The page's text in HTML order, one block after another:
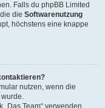
Falls du phpBB Limited
die Softwarenutzung
höchstens eine knappe
nutzen, wenn die
Team“ verwenden.